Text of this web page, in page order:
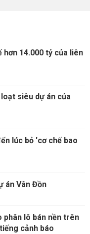
hơn 14.000 tỷ của liên
siêu dự án của
lúc bỏ 'cơ chế bao
án Vân Đồn
phân lô bán nền trên
cảnh báo